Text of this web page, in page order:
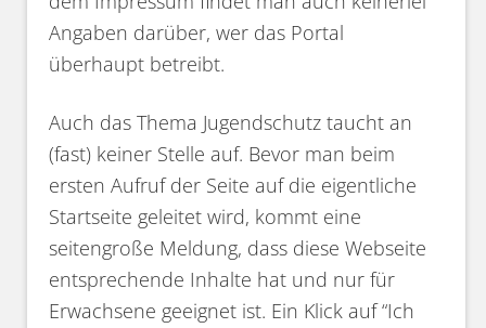
Angaben darüber, wer das Portal
überhaupt betreibt.
Auch das Thema Jugendschutz taucht an
(fast) keiner Stelle auf. Bevor man beim
ersten Aufruf der Seite auf die eigentliche
Startseite geleitet wird, kommt eine
seitengroße Meldung, dass diese Webseite
entsprechende Inhalte hat und nur für
Erwachsene geeignet ist. Ein Klick auf “Ich